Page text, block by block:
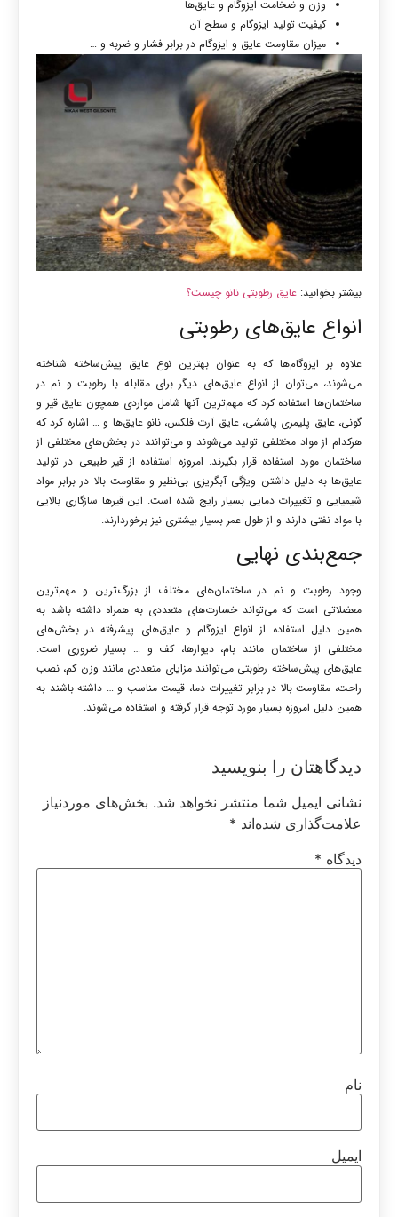
وزن و ضخامت ایزوگام و عایق‌ها
کیفیت تولید ایزوگام و سطح آن
میزان مقاومت عایق و ایزوگام در برابر فشار و ضربه و …
بیشتر بخوانید: عایق رطوبتی نانو چیست؟
انواع عایق‌های رطوبتی
علاوه بر ایزوگام‌ها که به عنوان بهترین نوع عایق پیش‌ساخته شناخته
می‌شوند، می‌توان از انواع عایق‌های دیگر برای مقابله با رطوبت و نم در
ساختمان‌ها استفاده کرد که مهم‌ترین آنها شامل مواردی همچون عایق قیر و
گونی، عایق پلیمری پاششی، عایق آرت فلکس، نانو عایق‌ها و … اشاره کرد که
هرکدام از مواد مختلفی تولید می‌شوند و می‌توانند در بخش‌های مختلفی از
ساختمان مورد استفاده قرار بگیرند. امروزه استفاده از قیر طبیعی در تولید
عایق‌ها به دلیل داشتن ویژگی آبگریزی بی‌نظیر و مقاومت بالا در برابر مواد
شیمیایی و تغییرات دمایی بسیار رایج شده است. این قیرها سازگاری بالایی
با مواد نفتی دارند و از طول عمر بسیار بیشتری نیز برخوردارند.
جمع‌بندی نهایی
وجود رطوبت و نم در ساختمان‌های مختلف از بزرگ‌ترین و مهم‌ترین
معضلاتی است که می‌تواند خسارت‌های متعددی به همراه داشته باشد به
همین دلیل استفاده از انواع ایزوگام و عایق‌های پیشرفته در بخش‌های
مختلفی از ساختمان مانند بام، دیوارها، کف و … بسیار ضروری است.
عایق‌های پیش‌ساخته رطوبتی می‌توانند مزایای متعددی مانند وزن کم، نصب
راحت، مقاومت بالا در برابر تغییرات دما، قیمت مناسب و … داشته باشند به
همین دلیل امروزه بسیار مورد توجه قرار گرفته و استفاده می‌شوند.
دیدگاهتان را بنویسید
نشانی ایمیل شما منتشر نخواهد شد. بخش‌های موردنیاز
علامت‌گذاری شده‌اند *
دیدگاه *
نام
ایمیل